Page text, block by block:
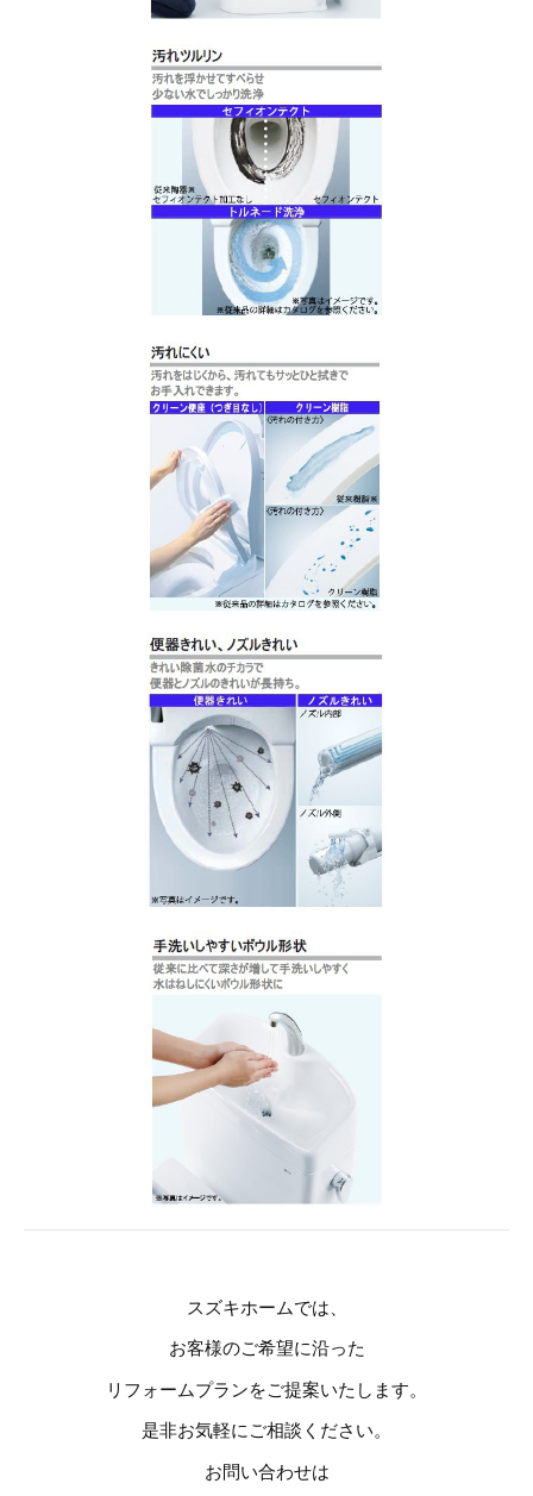
スズキホームでは、
お客様のご希望に沿った
リフォームプランをご提案いたします。
是非お気軽にご相談ください。
お問い合わせは